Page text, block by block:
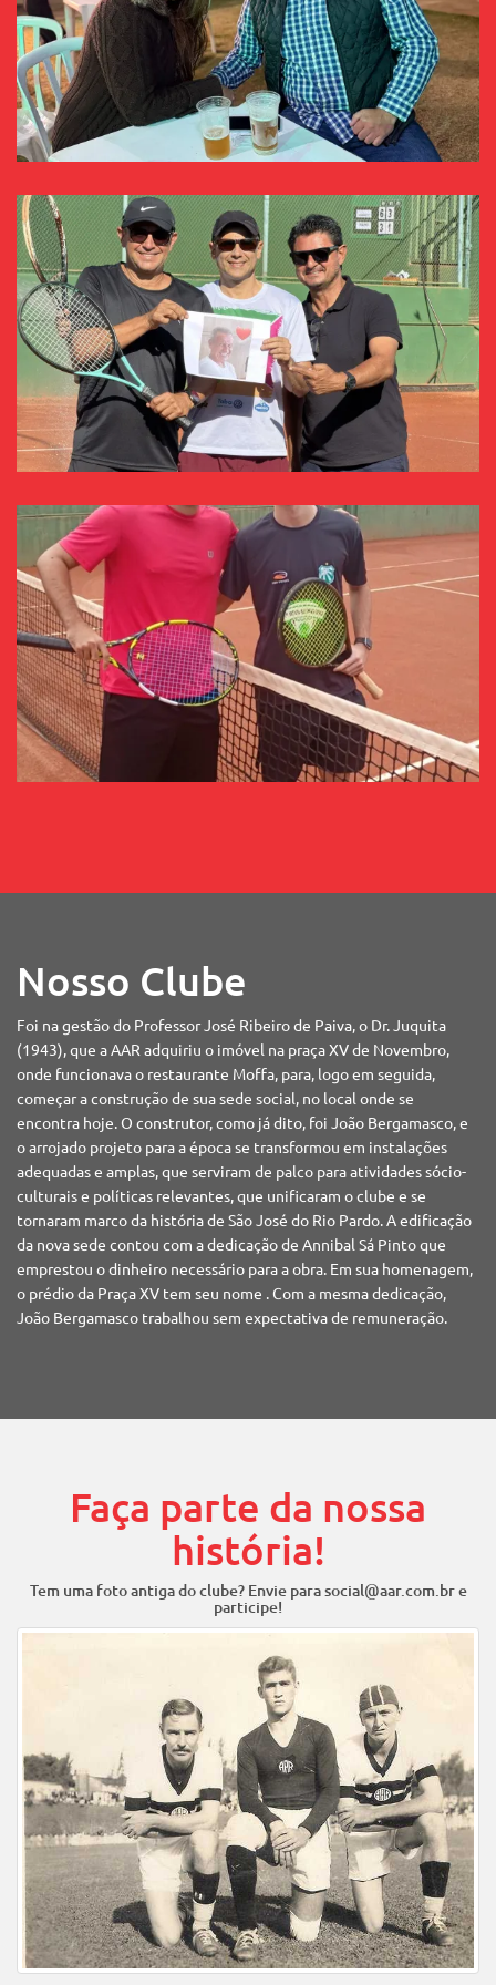
Nosso Clube
Foi na gestão do Professor José Ribeiro de Paiva, o Dr. Juquita
(1943), que a AAR adquiriu o imóvel na praça XV de Novembro,
onde funcionava o restaurante Moffa, para, logo em seguida,
começar a construção de sua sede social, no local onde se
encontra hoje. O construtor, como já dito, foi João Bergamasco, e
o arrojado projeto para a época se transformou em instalações
adequadas e amplas, que serviram de palco para atividades sócio-
culturais e políticas relevantes, que unificaram o clube e se
tornaram marco da história de São José do Rio Pardo. A edificação
da nova sede contou com a dedicação de Annibal Sá Pinto que
emprestou o dinheiro necessário para a obra. Em sua homenagem,
o prédio da Praça XV tem seu nome . Com a mesma dedicação,
João Bergamasco trabalhou sem expectativa de remuneração.
Faça parte da nossa
história!
Tem uma foto antiga do clube? Envie para social@aar.com.br e
participe!